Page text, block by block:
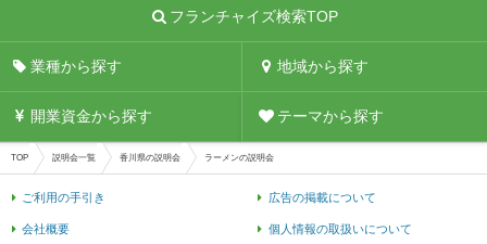
フランチャイズ検索TOP
業種から探す 地域から探す
開業資金から探す テーマから探す
TOP 説明会一覧 香川県の説明会 ラーメンの説明会
ご利用の手引き 広告の掲載について
会社概要 個人情報の取扱いについて